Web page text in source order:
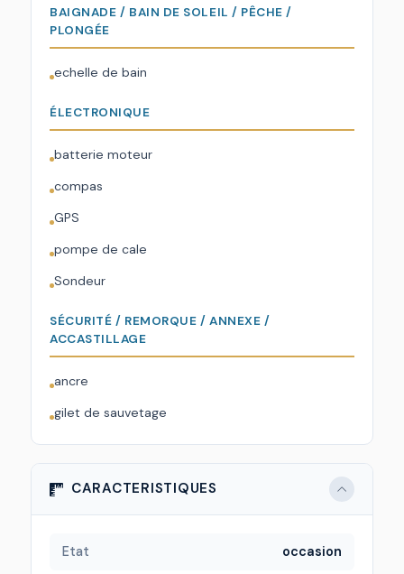
BAIGNADE / BAIN DE SOLEIL / PÊCHE /
PLONGÉE
echelle de bain
ÉLECTRONIQUE
batterie moteur
compas
GPS
pompe de cale
Sondeur
SÉCURITÉ / REMORQUE / ANNEXE /
ACCASTILLAGE
ancre
gilet de sauvetage
CARACTERISTIQUES
Etat occasion